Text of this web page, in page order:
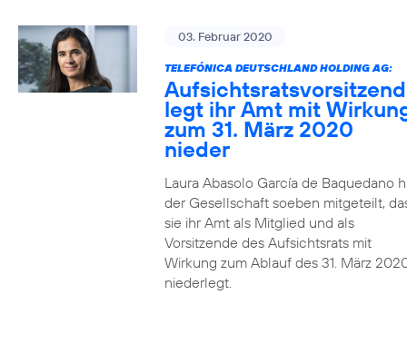
03. Februar 2020
TELEFÓNICA DEUTSCHLAND HOLDING AG:
legt ihr Amt mit
zum 31. März 2020
nieder
Laura Abasolo García de Baquedano
der Gesellschaft soeben mitgeteilt,
sie ihr Amt als Mitglied und als
Vorsitzende des Aufsichtsrats mit
Wirkung zum Ablauf des 31. März
niederlegt.